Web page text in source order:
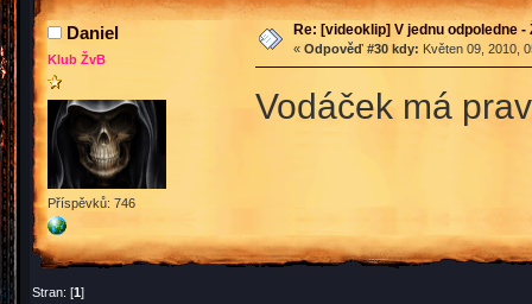
Daniel
Klub ŽvB
Příspěvků: 746
Re: [videoklip] V jednu odpoledne
« Odpověď #30 kdy: Květen 09, 2010,
Vodáček má
Stran: [1]